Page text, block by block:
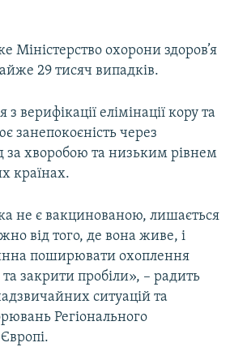
Міністерство охорони здоров’я
29 тисяч випадків.
з верифікації елімінації кору та
занепокоєність через
за хворобою та низьким рівнем
країнах.
не є вакцинованою, лишається
від того, де вона живе, і
поширювати охоплення
закрити пробіли», – радить
ситуацій та
Регіонального